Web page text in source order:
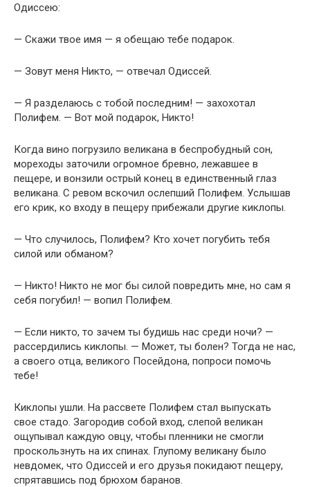
Одиссею:
— Скажи твое имя — я обещаю тебе подарок.
— Зовут меня Никто, — отвечал Одиссей.
— Я разделаюсь с тобой последним! — захохотал
Полифем. — Вот мой подарок, Никто!
Когда вино погрузило великана в беспробудный сон,
мореходы заточили огромное бревно, лежавшее в
пещере, и вонзили острый конец в единственный глаз
великана. С ревом вскочил ослепший Полифем. Услышав
его крик, ко входу в пещеру прибежали другие киклопы.
— Что случилось, Полифем? Кто хочет погубить тебя
силой или обманом?
— Никто! Никто не мог бы силой повредить мне, но сам я
себя погубил! — вопил Полифем.
— Если никто, то зачем ты будишь нас среди ночи? —
рассердились киклопы. — Может, ты болен? Тогда не нас,
а своего отца, великого Посейдона, попроси помочь
тебе!
Киклопы ушли. На рассвете Полифем стал выпускать
свое стадо. Загородив собой вход, слепой великан
ощупывал каждую овцу, чтобы пленники не смогли
проскользнуть на их спинах. Глупому великану было
невдомек, что Одиссей и его друзья покидают пещеру,
спрятавшись под брюхом баранов.